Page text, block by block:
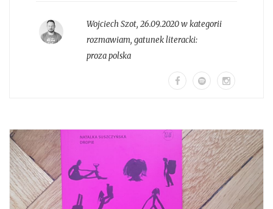
Wojciech Szot, 26.09.2020 w kategorii
rozmawiam, gatunek literacki:
proza polska